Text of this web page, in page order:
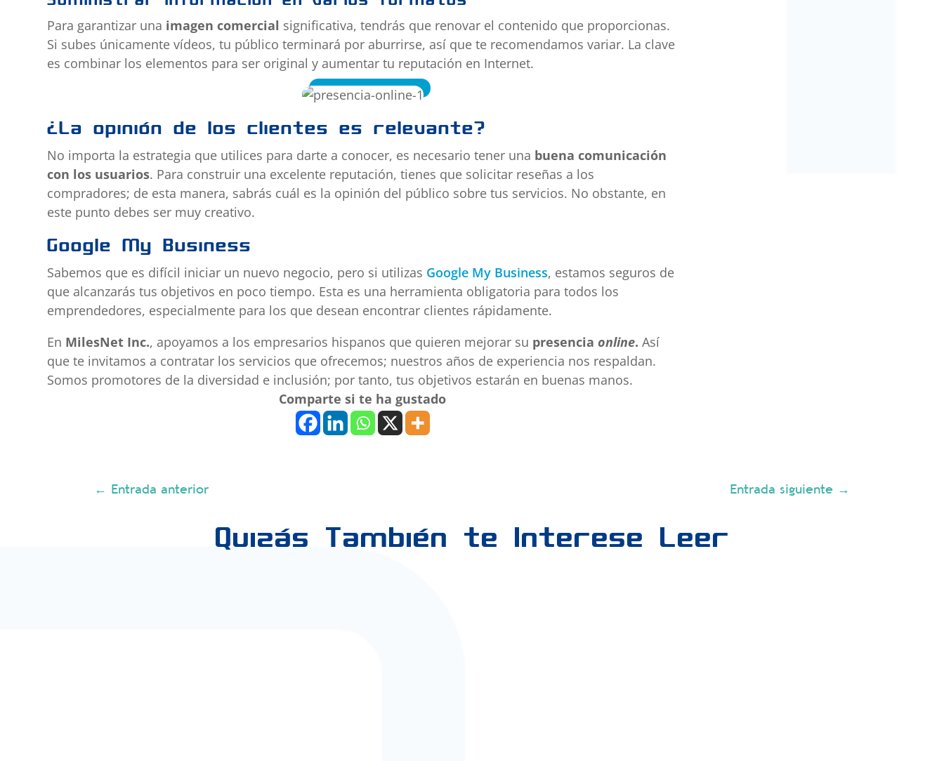
Para garantizar una imagen comercial significativa, tendrás que renovar el contenido que proporcionas.
Si subes únicamente vídeos, tu público terminará por aburrirse, así que te recomendamos variar. La clave
es combinar los elementos para ser original y aumentar tu reputación en Internet.
¿La opinión de los clientes es relevante?
No importa la estrategia que utilices para darte a conocer, es necesario tener una buena comunicación
con los usuarios. Para construir una excelente reputación, tienes que solicitar reseñas a los
compradores; de esta manera, sabrás cuál es la opinión del público sobre tus servicios. No obstante, en
este punto debes ser muy creativo.
Google My Business
Sabemos que es difícil iniciar un nuevo negocio, pero si utilizas Google My Business, estamos seguros de
que alcanzarás tus objetivos en poco tiempo. Esta es una herramienta obligatoria para todos los
emprendedores, especialmente para los que desean encontrar clientes rápidamente.
En MilesNet Inc., apoyamos a los empresarios hispanos que quieren mejorar su presenciaonline. Así
que te invitamos a contratar los servicios que ofrecemos; nuestros años de experiencia nos respaldan.
Somos promotores de la diversidad e inclusión; por tanto, tus objetivos estarán en buenas manos.
Comparte si te ha gustado
← Entrada anterior Entrada siguiente→
Quizás También te Interese Leer